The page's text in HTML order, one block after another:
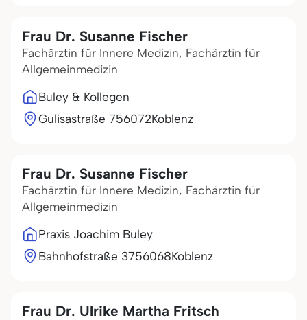
Frau Dr. Susanne Fischer
Fachärztin für Innere Medizin, Fachärztin für
Allgemeinmedizin
Buley & Kollegen
Gulisastraße 756072Koblenz
Frau Dr. Susanne Fischer
Fachärztin für Innere Medizin, Fachärztin für
Allgemeinmedizin
Praxis Joachim Buley
Bahnhofstraße 3756068Koblenz
Frau Dr. Ulrike Martha Fritsch